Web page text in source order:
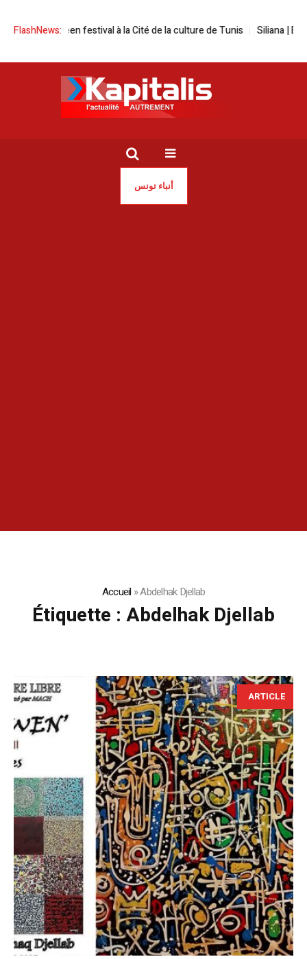
FlashNews:
Human screen festival à la Cité de la culture de Tunis Siliana | En
أنباء تونس
Accueil »Abdelhak Djellab
Étiquette : Abdelhak Djellab
ARTICLE